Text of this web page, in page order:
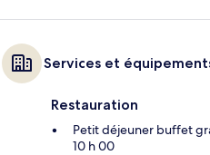
Services et
Restauration
Petit déjeuner buffet
10 h 00